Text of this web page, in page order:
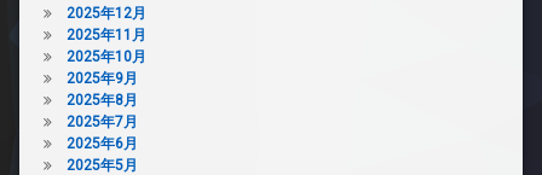
2025年12月
2025年11月
2025年10月
2025年9月
2025年8月
2025年7月
2025年6月
2025年5月